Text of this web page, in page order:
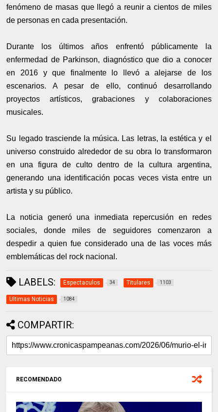
fenómeno de masas que llegó a reunir a cientos de miles
de personas en cada presentación.
Durante los últimos años enfrentó públicamente la
enfermedad de Parkinson, diagnóstico que dio a conocer
en 2016 y que finalmente lo llevó a alejarse de los
escenarios. A pesar de ello, continuó desarrollando
proyectos artísticos, grabaciones y colaboraciones
musicales.
Su legado trasciende la música. Las letras, la estética y el
universo construido alrededor de su obra lo transformaron
en una figura de culto dentro de la cultura argentina,
generando una identificación pocas veces vista entre un
artista y su público.
La noticia generó una inmediata repercusión en redes
sociales, donde miles de seguidores comenzaron a
despedir a quien fue considerado una de las voces más
emblemáticas del rock nacional.
LABELS: Espectaculos 34 Titulares 1103
Ultimas Noticias 1084
COMPARTIR:
RECOMENDADO